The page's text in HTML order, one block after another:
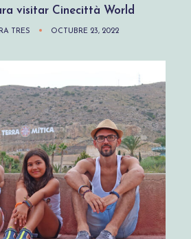
visitar Cinecittà World
TRES OCTUBRE 23, 2022